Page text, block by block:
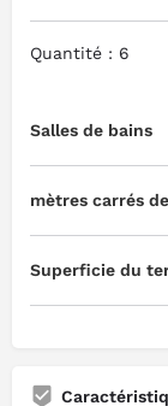
Quantité : 6
Salles de bains
mètres carrés
Superficie du